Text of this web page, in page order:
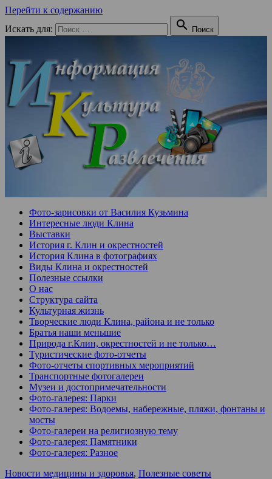
Перейти к содержанию
Искать для:
 Поиск
Фото-зарисовки от Василия Кузьмина
Интересные люди Клина
Выставки
История г. Клин и окрестностей
История Клина в фотографиях
Виды Клина и окрестностей
Полезные ссылки
О нас
Структура сайта
Культурная жизнь
Творческие люди Клина, района и не только
Братья наши меньшие
Природа г.Клин, окрестностей и не только…
Туристические фото-отчеты
Фото-отчеты спортивных мероприятий
Транспортные фотогалереи
Музеи и достопримечательности
Фото-галерея: Парки
Фото-галерея: Водоемы, набережные, пляжи, фонтаны и
мосты
Фото-галереи на религиозную тему
Фото-галерея: Памятники
Фото-галерея: Разное
Новости медицины и здоровья, Полезные советы